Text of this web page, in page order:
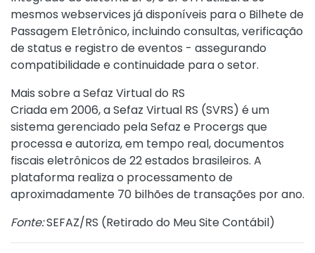
mesmos webservices já disponíveis para o Bilhete de
Passagem Eletrônico, incluindo consultas, verificação
de status e registro de eventos - assegurando
compatibilidade e continuidade para o setor.
Mais sobre a Sefaz Virtual do RS
Criada em 2006, a Sefaz Virtual RS (SVRS) é um
sistema gerenciado pela Sefaz e Procergs que
processa e autoriza, em tempo real, documentos
fiscais eletrônicos de 22 estados brasileiros. A
plataforma realiza o processamento de
aproximadamente 70 bilhões de transações por ano.
Fonte:SEFAZ/RS (Retirado do Meu Site Contábil)